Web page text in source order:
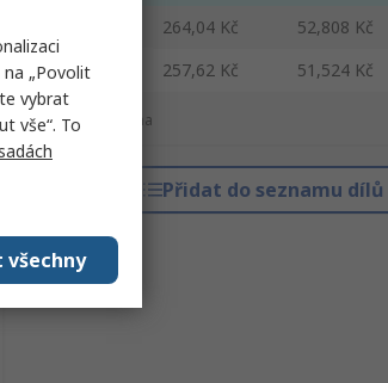
264,04 Kč
52,808 Kč
50 +
257,62 Kč 51,524 Kč
*orientační cena
Přidat do seznamu dílů
„Povolit
vybrat
vše“. To